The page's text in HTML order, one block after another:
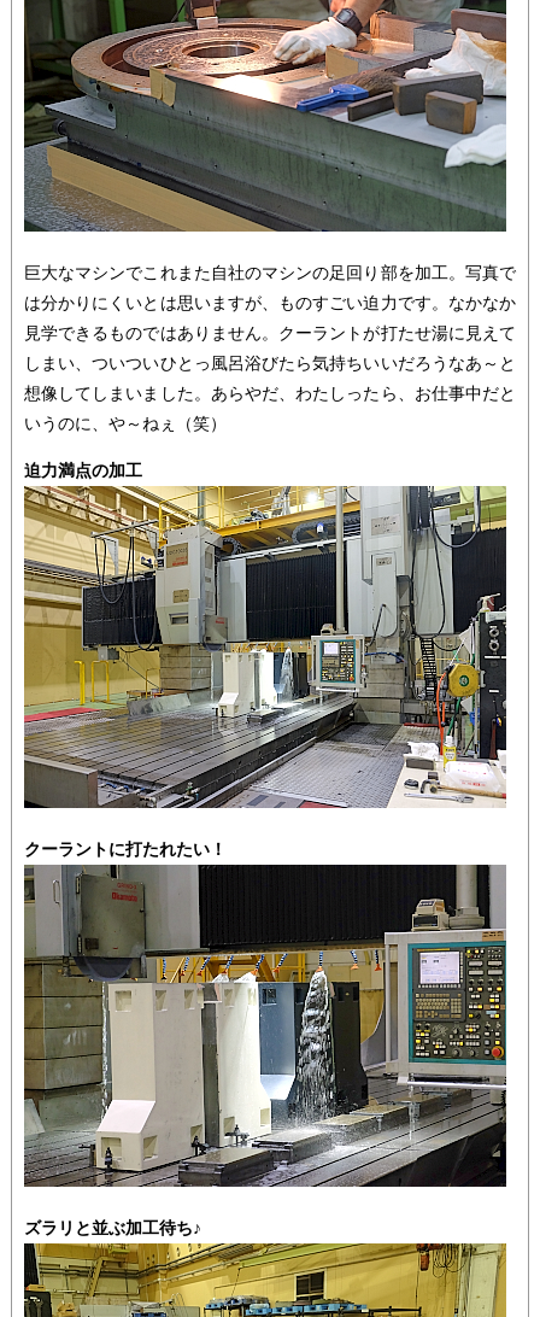
巨大なマシンでこれまた自社のマシンの足回り部を加工。写真で
は分かりにくいとは思いますが、ものすごい迫力です。なかなか
見学できるものではありません。クーラントが打たせ湯に見えて
しまい、ついついひとっ風呂浴びたら気持ちいいだろうなあ～と
想像してしまいました。あらやだ、わたしったら、お仕事中だと
いうのに、や～ねぇ（笑）
迫力満点の加工
クーラントに打たれたい！
ズラリと並ぶ加工待ち♪